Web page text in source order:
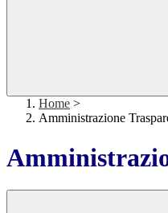
Home >
Amministrazione